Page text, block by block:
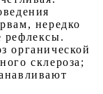
нередко
рефлексы.
органической
склероза;